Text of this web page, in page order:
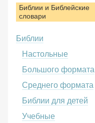
Библии и Библейские
словари
Библии
Настольные
Большого формата
Среднего формата
Библии для детей
Учебные